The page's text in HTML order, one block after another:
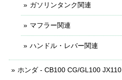
ガソリンタンク関連
マフラー関連
ハンドル・レバー関連
ホンダ - CB100 CG/GL100 JX110